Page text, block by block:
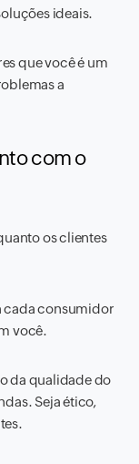
ideais.
que você é um
a
com o
os clientes
cada consumidor
você.
da qualidade do
Seja ético,